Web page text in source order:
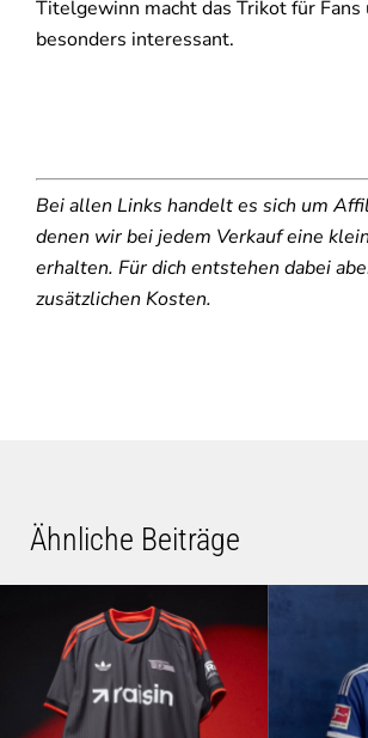
Titelgewinn macht das Trikot für Fans
besonders interessant.
Bei allen Links handelt es sich um
denen wir bei jedem Verkauf eine
erhalten. Für dich entstehen dabei
zusätzlichen Kosten.
Ähnliche Beiträge